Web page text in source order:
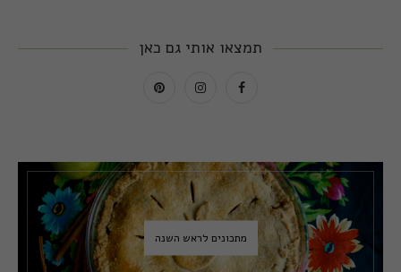
תמצאו אותי גם כאן
מתכונים לראש השנה